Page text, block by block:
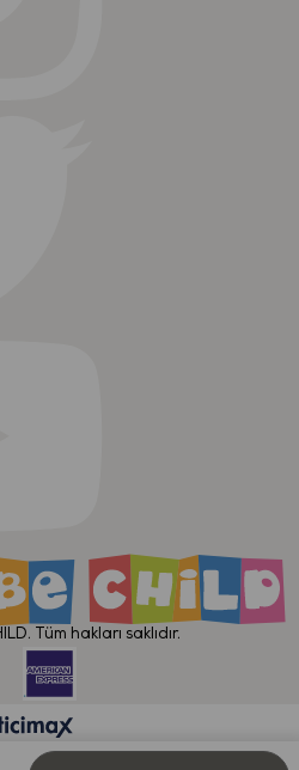
. Tüm hakları saklıdır.